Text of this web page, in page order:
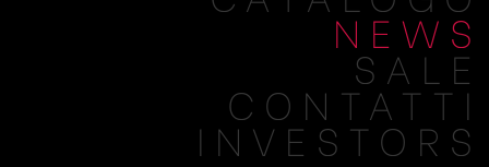
NEWS
SALE
CONTATTI
INVESTORS